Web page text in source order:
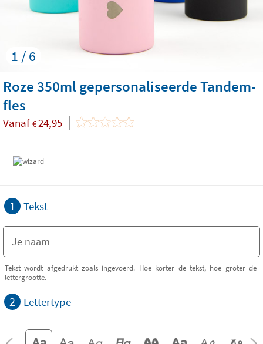
1 / 6
Roze 350ml gepersonaliseerde Tandem-
fles
Vanaf €24,95
1 Tekst
Tekst wordt afgedrukt zoals ingevoerd. Hoe korter de tekst, hoe groter de
lettergrootte.
2 Lettertype